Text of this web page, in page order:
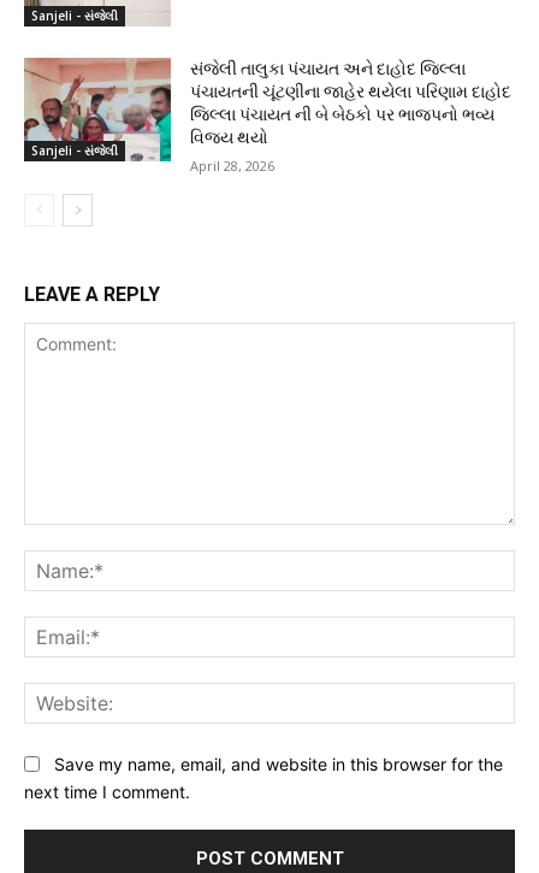
Sanjeli - સંજેલી
Sanjeli - સંજેલી
સંજેલી તાલુકા પંચાયત અને દાહોદ જિલ્લા
પંચાયતની ચૂંટણીના જાહેર થયેલા પરિણામ દાહોદ
જિલ્લા પંચાયત ની બે બેઠકો પર ભાજપનો ભવ્ય
વિજય થયો
April 28, 2026
LEAVE A REPLY
Save my name, email, and website in this browser for the
next time I comment.